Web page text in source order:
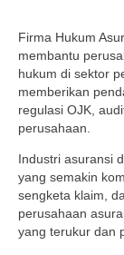
Firma Hukum
membantu
hukum di sektor
memberikan
regulasi OJK,
perusahaan.
Industri asuransi
yang semakin
sengketa klaim,
perusahaan
yang terukur dan